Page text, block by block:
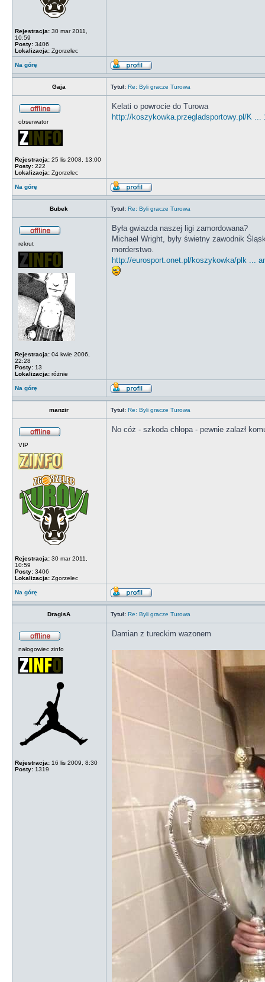
Rejestracja: 30 mar 2011,
10:59
Posty: 3406
Lokalizacja: Zgorzelec
Na górę
Gaja Tytuł: Re: Byli gracze Turowa
obserwator
Rejestracja: 25 lis 2008, 13:00
Posty: 222
Lokalizacja: Zgorzelec
Kelati o powrocie do Turowa
http://koszykowka.przegladsportowy.pl/K ...
Na górę
Bubek Tytuł: Re: Byli gracze Turowa
rekrut
Rejestracja: 04 kwie 2006,
22:28
Posty: 13
Lokalizacja: różnie
Była gwiazda naszej ligi zamordowana?
Michael Wright, były świetny zawodnik
morderstwo.
http://eurosport.onet.pl/koszykowka/plk ...
Na górę
manzir Tytuł: Re: Byli gracze Turowa
VIP
Rejestracja: 30 mar 2011,
10:59
Posty: 3406
Lokalizacja: Zgorzelec
No cóż - szkoda chłopa - pewnie zalazł
Na górę
DragisA Tytuł: Re: Byli gracze Turowa
nałogowiec zinfo
Rejestracja: 16 lis 2009, 8:30
Posty: 1319
Damian z tureckim wazonem